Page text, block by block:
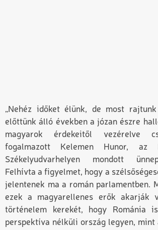
„Nehéz időket élünk, de most
előttünk álló években a józan észre
magyarok érdekeitől vezérelve
fogalmazott Kelemen Hunor, az
Székelyudvarhelyen mondott
Felhívta a figyelmet, hogy a
jelentenek ma a román parlamentben.
ezek a magyarellenes erők akarják
történelem kerekét, hogy Románia
perspektíva nélküli ország legyen,